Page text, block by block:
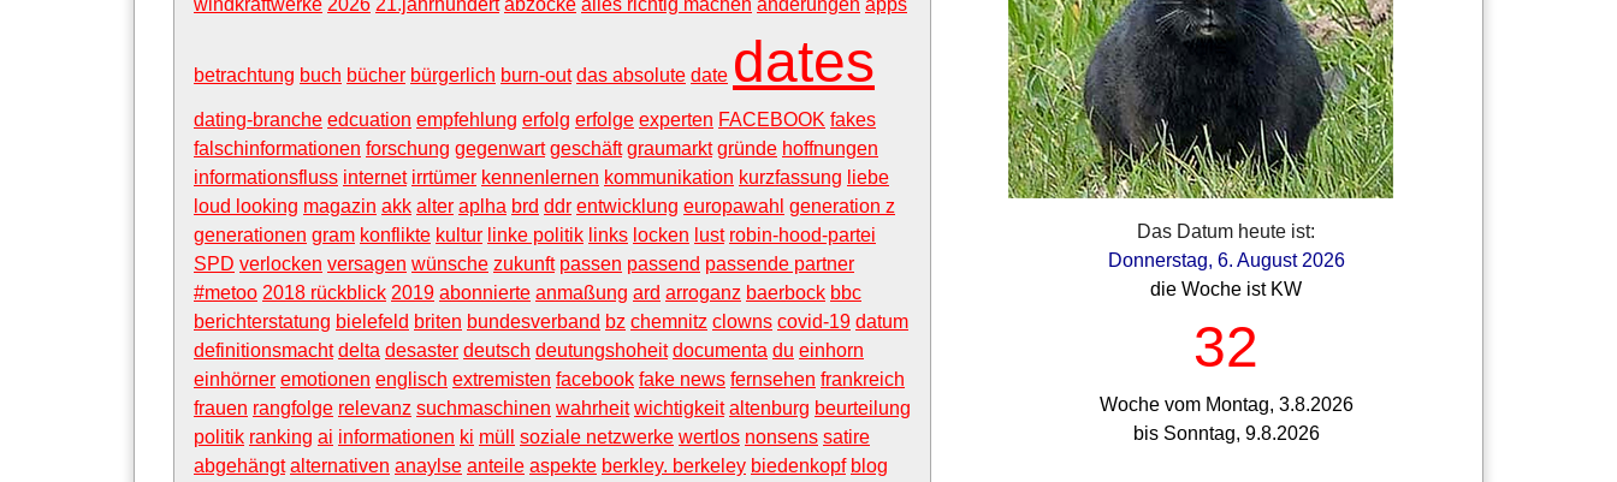
betrachtung buch bücher bürgerlich burn-out das absolute date dates
dating-branche edcuation empfehlung erfolg erfolge experten FACEBOOK fakes
falschinformationen forschung gegenwart geschäft graumarkt gründe hoffnungen
informationsfluss internet irrtümer kennenlernen kommunikation kurzfassung liebe
loud looking magazin akk alter aplha brd ddr entwicklung europawahl generation z
generationen gram konflikte kultur linke politik links locken lust robin-hood-partei
SPD verlocken versagen wünsche zukunft passen passend passende partner
#metoo 2018 rückblick 2019 abonnierte anmaßung ard arroganz baerbock bbc
berichterstatung bielefeld briten bundesverband bz chemnitz clowns covid-19 datum
definitionsmacht delta desaster deutsch deutungshoheit documenta du einhorn
einhörner emotionen englisch extremisten facebook fake news fernsehen frankreich
frauen rangfolge relevanz suchmaschinen wahrheit wichtigkeit altenburg beurteilung
politik ranking ai informationen ki müll soziale netzwerke wertlos nonsens satire
abgehängt alternativen anaylse anteile aspekte berkley. berkeley biedenkopf blog
Das Datum heute ist:
Donnerstag, 6. August 2026
die Woche ist KW
32
Woche vom Montag, 3.8.2026
bis Sonntag, 9.8.2026